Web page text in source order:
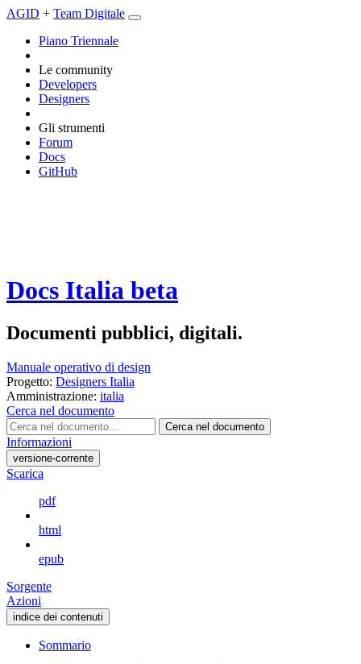
AGID + Team Digitale
Piano Triennale
Le community
Developers
Designers
Gli strumenti
Forum
Docs
GitHub
Docs Italia beta
Documenti pubblici, digitali.
Manuale operativo di design
Progetto: Designers Italia
Amministrazione: italia
Cerca nel documento
Cerca nel documento
Informazioni
versione-corrente
Scarica
pdf
html
epub
Sorgente
Azioni
indice dei contenuti
Sommario